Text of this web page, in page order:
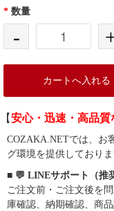
* 数量
-
カートへ入れる
【安心・迅速・高品
COZAKA.NETでは、お
グ環境を提供しておりま
■ 💬 LINEサポート（推
ご注文前・ご注文後を
庫確認、納期確認、商